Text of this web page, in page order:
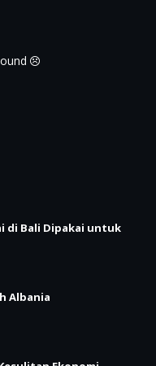
di Bali Dipakai untuk
Albania